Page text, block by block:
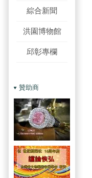
綜合新聞
洪園博物館
邱彰專欄
贊助商